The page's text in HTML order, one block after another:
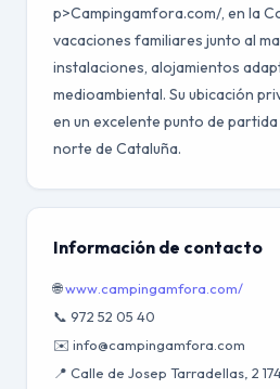
p>Campingamfora.com/, en la
vacaciones familiares junto al
instalaciones, alojamientos
medioambiental. Su ubicación
en un excelente punto de
norte de Cataluña.
Información de contacto
🌐www.campingamfora.com/
📞 972 52 05 40
✉️ info@campingamfora.com
📍 Calle de Josep Tarradellas, 2